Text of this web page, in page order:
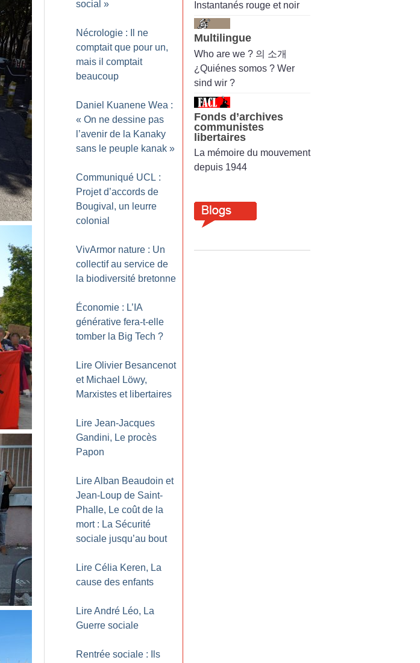
social »
Nécrologie : Il ne
comptait que pour un,
mais il comptait
beaucoup
Daniel Kuanene Wea :
« On ne dessine pas
l’avenir de la Kanaky
sans le peuple kanak »
Communiqué UCL :
Projet d’accords de
Bougival, un leurre
colonial
VivArmor nature : Un
collectif au service de
la biodiversité bretonne
Économie : L’IA
générative fera-t-elle
tomber la Big Tech ?
Lire Olivier Besancenot
et Michael Löwy,
Marxistes et libertaires
Lire Jean-Jacques
Gandini, Le procès
Papon
Lire Alban Beaudoin et
Jean-Loup de Saint-
Phalle, Le coût de la
mort : La Sécurité
sociale jusqu’au bout
Lire Célia Keren, La
cause des enfants
Lire André Léo, La
Guerre sociale
Rentrée sociale : Ils
Instantanés rouge et noir
Multilingue
Who are we ? 의 소개
¿Quiénes somos ? Wer
sind wir ?
Fonds d’archives
communistes
libertaires
La mémoire du mouvement
depuis 1944